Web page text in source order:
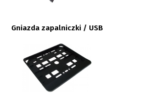
Gniazda zapalniczki / USB